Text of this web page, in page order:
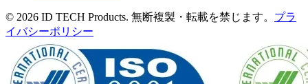
© 2026 ID TECH Products. 無断複製・転載を禁じます。 プラ
イバシーポリシー